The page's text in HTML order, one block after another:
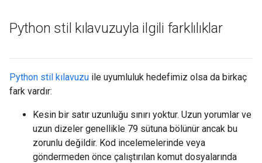
Python stil kılavuzuyla ilgili farklılıklar
Python stil kılavuzu ile uyumluluk hedefimiz olsa da birkaç
fark vardır:
Kesin bir satır uzunluğu sınırı yoktur. Uzun yorumlar ve
uzun dizeler genellikle 79 sütuna bölünür ancak bu
zorunlu değildir. Kod incelemelerinde veya
göndermeden önce çalıştırılan komut dosyalarında